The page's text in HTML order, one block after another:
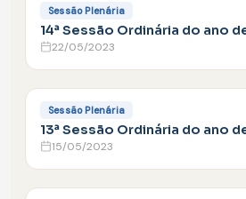
FACEBOOK
Sessão Plenária
14ª Sessão Ordinária do ano
22/05/2023
FACEBOOK
Sessão Plenária
13ª Sessão Ordinária do ano
15/05/2023